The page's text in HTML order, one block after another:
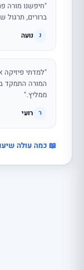
"חיפשנו מורה
ברורים, תרגול
נ נועה
"למדתי פיזיקה
המורה התמקד
ממליץ."
ר רועי
📖 כמה עולה שיעור